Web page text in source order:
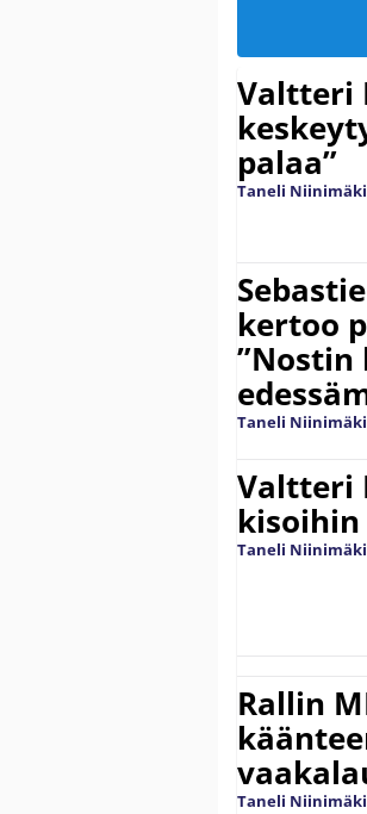
Valtteri
palaa”
Taneli Niinimäki
kertoo
Taneli Niinimäki
Valtteri
kisoihin
Taneli Niinimäki
Rallin
Taneli Niinimäki